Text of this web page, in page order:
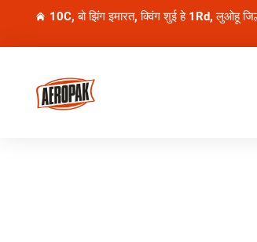
10C, बो झिंग इमारत, क्विंग शुई हे 1Rd, लुओहू